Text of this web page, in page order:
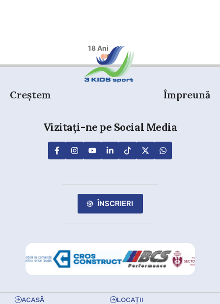
18 Ani
Creștem Împreună
Vizitați-ne pe Social Media
ÎNSCRIERI
ACASĂ LOCAȚII